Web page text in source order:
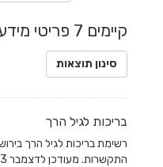
קיימים 7 פריטי מידע
סינון תוצאות
בריכות לגיל הרך
רשימת בריכות לגיל הרך
התקשרות. מעודכן לדצמבר 2023